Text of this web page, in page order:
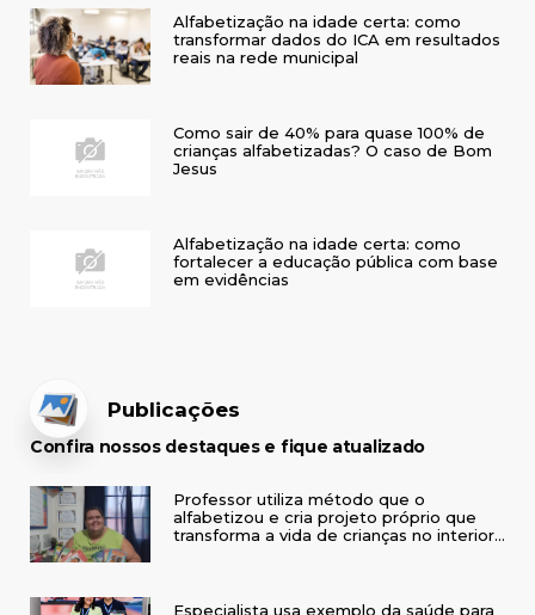
Alfabetização na idade certa: como
transformar dados do ICA em resultados
reais na rede municipal
Como sair de 40% para quase 100% de
crianças alfabetizadas? O caso de Bom
Jesus
Alfabetização na idade certa: como
fortalecer a educação pública com base
em evidências
Publicações
Confira nossos destaques e fique atualizado
Professor utiliza método que o
alfabetizou e cria projeto próprio que
transforma a vida de crianças no interior
Especialista usa exemplo da saúde para